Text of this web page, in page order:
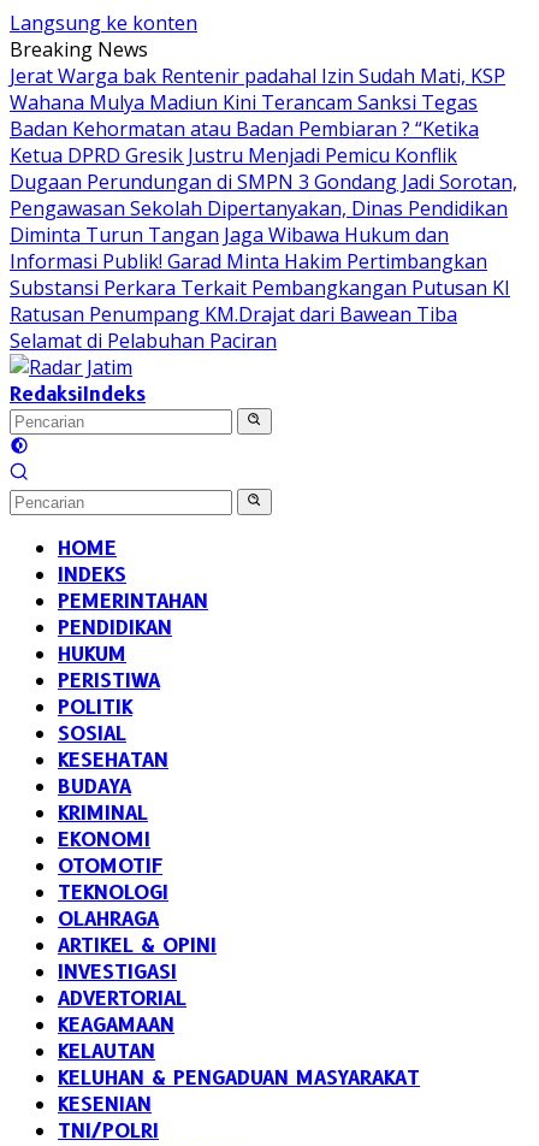
Langsung ke konten
Breaking News
Jerat Warga bak Rentenir padahal Izin Sudah Mati, KSP
Wahana Mulya Madiun Kini Terancam Sanksi Tegas
Badan Kehormatan atau Badan Pembiaran ? “Ketika
Ketua DPRD Gresik Justru Menjadi Pemicu Konflik
Dugaan Perundungan di SMPN 3 Gondang Jadi Sorotan,
Pengawasan Sekolah Dipertanyakan, Dinas Pendidikan
Diminta Turun Tangan Jaga Wibawa Hukum dan
Informasi Publik! Garad Minta Hakim Pertimbangkan
Substansi Perkara Terkait Pembangkangan Putusan KI
Ratusan Penumpang KM.Drajat dari Bawean Tiba
Selamat di Pelabuhan Paciran
RedaksiIndeks
HOME
INDEKS
PEMERINTAHAN
PENDIDIKAN
HUKUM
PERISTIWA
POLITIK
SOSIAL
KESEHATAN
BUDAYA
KRIMINAL
EKONOMI
OTOMOTIF
TEKNOLOGI
OLAHRAGA
ARTIKEL & OPINI
INVESTIGASI
ADVERTORIAL
KEAGAMAAN
KELAUTAN
KELUHAN & PENGADUAN MASYARAKAT
KESENIAN
TNI/POLRI